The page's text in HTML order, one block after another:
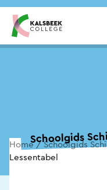
Overslaan en inhoud
Schoolgids
Home Schoolgids
Lessentabel